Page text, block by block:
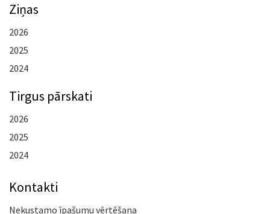
Ziņas
2026
2025
2024
Tirgus pārskati
2026
2025
2024
Kontakti
Nekustamo īpašumu vērtēšana